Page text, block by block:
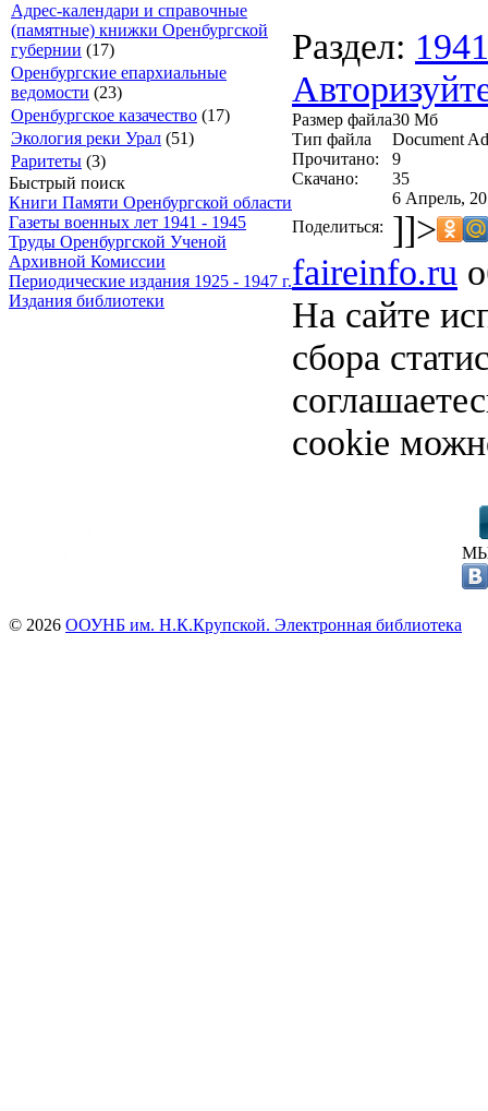
Адрес-календари и справочные
(памятные) книжки Оренбургской
губернии (17)
Оренбургские епархиальные
ведомости (23)
Оренбургское казачество (17)
Экология реки Урал (51)
Раритеты (3)
Быстрый поиск
Книги Памяти Оренбургской области
Газеты военных лет 1941 - 1945
Труды Оренбургской Ученой
Архивной Комиссии
Периодические издания 1925 - 1947 г.
Издания библиотеки
Раздел: 1941
Размер файла30 Мб
Тип файла
Document
Прочитано:
9
Скачано:
35
6 Апрель,
Поделиться: ]]>
faireinfo.ru
На сайте
сбора
cookie
© 2026 ООУНБ им. Н.К.Крупской. Электронная библиотека